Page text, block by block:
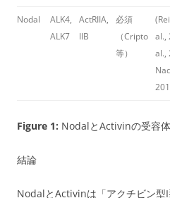
Nodal
ALK4,
ALK7
ActRIIA,
IIB
必須
（Cripto
等）
al.,
al.,
Figure 1: NodalとActivinの受容
結論
NodalとActivinは「アクチビン型